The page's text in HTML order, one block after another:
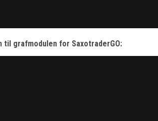
til grafmodulen for SaxotraderGO: